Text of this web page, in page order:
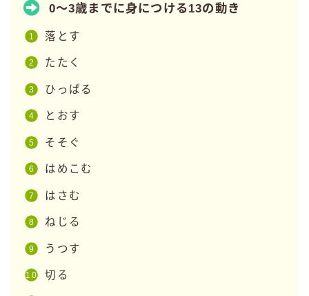
0～3歳までに身につける13の動き
落とす
たたく
ひっぱる
とおす
そそぐ
はめこむ
はさむ
ねじる
うつす
切る